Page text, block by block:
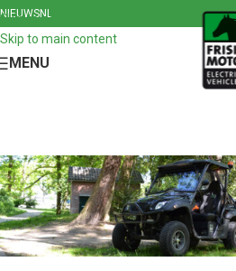
Skip to navigation
Skip to main content
NIEUWSNL
MENU